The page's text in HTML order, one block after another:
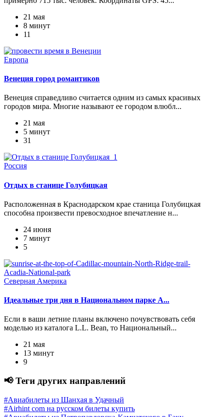
21 мая
8 минут
11
Европа
Венеция город романтиков
Венеция справедливо считается одним из самых красивых
городов мира. Многие называют ее городом влюбл...
21 мая
5 минут
31
Россия
Отдых в станице Голубицкая
Расположенная в Краснодарском крае станица Голубицкая
способна произвести превосходное впечатление н...
24 июня
7 минут
5
Северная Америка
Идеальные три дня в Национальном парке А...
Если в ваши летние планы включено почувствовать себя
моделью из каталога L.L. Bean, то Национальный...
21 мая
13 минут
9
📢 Теги других направлений
#Авиабилеты из Шанхая в Удачный
#Airhint com на русском билеты купить